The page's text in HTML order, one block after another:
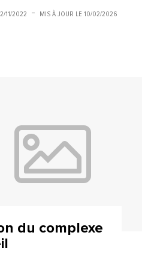
11/2022 MIS À JOUR LE 10/02/2026
du complexe